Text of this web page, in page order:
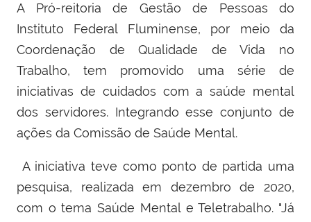
A Pró-reitoria de Gestão de Pessoas do
Instituto Federal Fluminense, por meio da
Coordenação de Qualidade de Vida no
Trabalho, tem promovido uma série de
iniciativas de cuidados com a saúde mental
dos servidores. Integrando esse conjunto de
ações da Comissão de Saúde Mental.
A iniciativa teve como ponto de partida uma
pesquisa, realizada em dezembro de 2020,
com o tema Saúde Mental e Teletrabalho. "Já